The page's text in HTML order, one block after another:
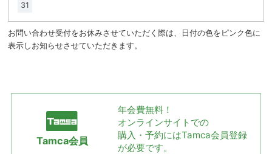
31
お問い合わせ受付をお休みさせていただく際は、日付の色をピンク色に
表示しお知らせさせていただきます。
Tamca会員
年会費無料！
オンラインサイトでの
購入・予約にはTamca会員登録
が必要です。